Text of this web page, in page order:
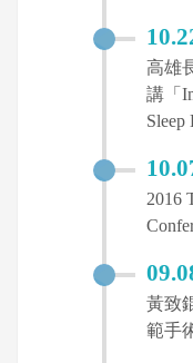
高雄
講「
Sleep
2016
黃致
範手